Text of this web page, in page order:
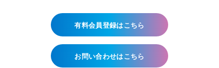
有料会員登録はこちら
お問い合わせはこちら